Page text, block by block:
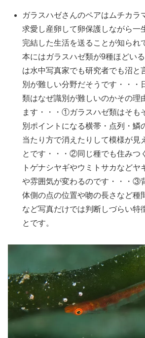
ガラスハゼさんのペアはムチカラ
求愛し産卵して卵保護しながら一
完結した生活を送ることが知られ
本にはガラスハゼ類が9種ほどい
は水中写真家でも研究者でも沼と
別が難しい分野だそうです・・・
類はなぜ識別が難しいのかその理
ます・・・①ガラスハゼ類はそも
別ポイントになる横帯・点列・鱗
当たり方で消えたりして模様が見
とです・・・②同じ種でも住みつ
トゲナシヤギやウミトサカなどヤ
や雰囲気が変わるのです・・・③
体側の点の位置や吻の長さなど種
など写真だけでは判断しづらい特
とです。